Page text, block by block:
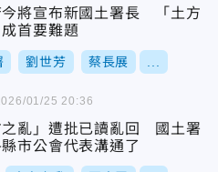
今將宣布新國土署長 「土方
首要難題
劉世芳 蔡長展
之亂」遭批已讀亂回 國土署
市公會代表溝通了
01/25 20:36